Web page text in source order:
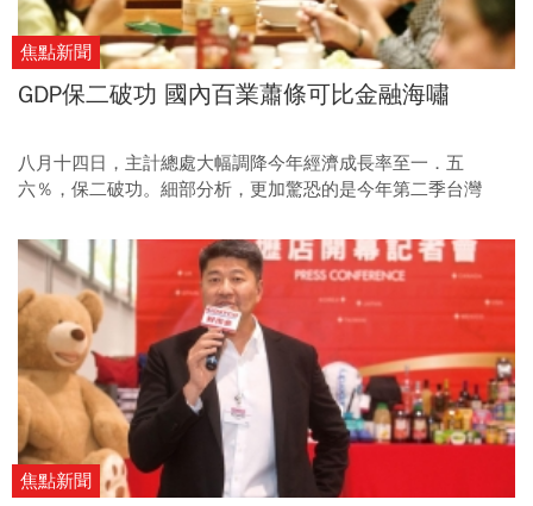
焦點新聞
GDP保二破功 國內百業蕭條可比金融海嘯
八月十四日，主計總處大幅調降今年經濟成長率至一．五
六％，保二破功。細部分析，更加驚恐的是今年第二季台灣
焦點新聞